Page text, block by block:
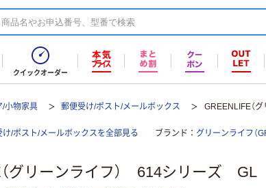
クイックオーダー
/小物家具 郵便受け/ポスト/メールボックス GREENLIFE（
/ポスト/メールボックスを全部見る ブランド グリーンライフ（
グリーンライフ） 614シリーズ GL